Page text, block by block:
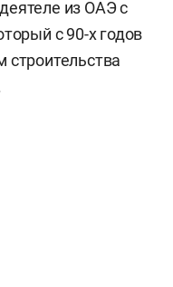
из ОАЭ с
с 90-х годов